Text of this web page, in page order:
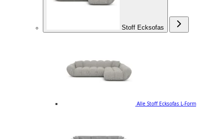
Stoff Ecksofas
Alle Stoff Ecksofas L-Form